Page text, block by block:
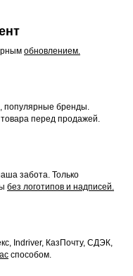
обновлением.
популярные бренды.
товара перед продажей.
забота. Только
без логотипов и надписей.
Indriver, КазПочту, СДЭК,
способом.